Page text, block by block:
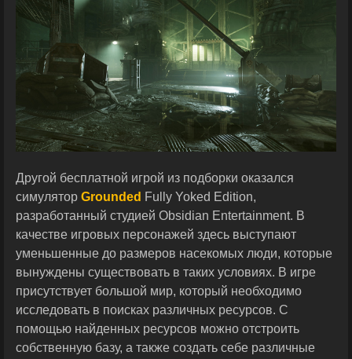
Другой бесплатной игрой из подборки оказался
симулятор Grounded Fully Yoked Edition,
разработанный студией Obsidian Entertainment. В
качестве игровых персонажей здесь выступают
уменьшенные до размеров насекомых люди, которые
вынуждены существовать в таких условиях. В игре
присутствует большой мир, который необходимо
исследовать в поисках различных ресурсов. С
помощью найденных ресурсов можно отстроить
собственную базу, а также создать себе различные